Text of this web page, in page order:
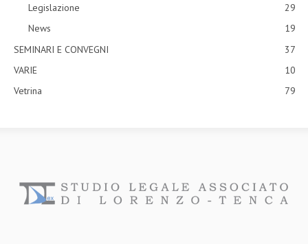
Legislazione
29
News
19
SEMINARI E CONVEGNI
37
VARIE
10
Vetrina
79